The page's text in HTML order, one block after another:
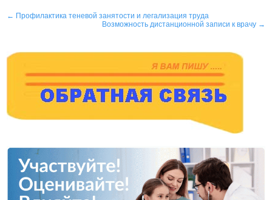
Навигация
записям
← Профилактика теневой занятости и легализация труда
Возможность дистанционной записи к врачу →